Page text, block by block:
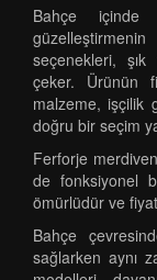
Bahçe içinde
seçenekleri, şık
çeker. Ürünün
malzeme, işçilik
doğru bir seçim
Ferforje
de fonksiyonel
ömürlüdür ve
Bahçe
sağlarken aynı